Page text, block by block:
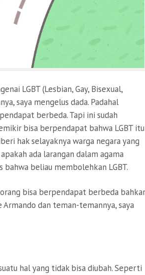
LGBT (Lesbian, Gay, Bisexual,
saya mengelus dada. Padahal
berbeda. Tapi ini sudah
bisa berpendapat bahwa LGBT itu
hak selayaknya warga negara yang
ada larangan dalam agama
bahwa beliau membolehkan LGBT.
bisa berpendapat berbeda
dan teman-temannya, saya
hal yang tidak bisa diubah. Seperti